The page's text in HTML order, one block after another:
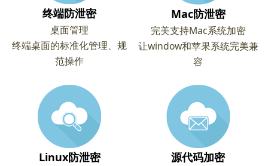
终端防泄密
桌面管理
终端桌面的标准化管理、规
范操作
Mac防泄密
完美支持Mac系统加密
让window和苹果系统完美兼
容
Linux防泄密 源代码加密